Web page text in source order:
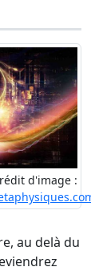
d'image :
au delà du